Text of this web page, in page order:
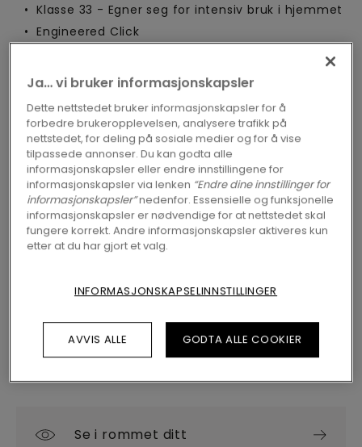
Klasse 33 - Egner seg for intensiv bruk i hjemmet
Engineered Click
Integrert underlag
FINN EN FORHANDLER NÆR DEG
Vil du se dette gulvet i virkeligheten? Har du
fremdeles spørsmål? Ikke noe problem! Du
finner alltid en Pergo-forhandler nær deg.
Se i rommet ditt
Ja… vi bruker informasjonskapsler
Dette nettstedet bruker informasjonskapsler for å
forbedre brukeropplevelsen, analysere trafikk på
nettstedet, for deling på sosiale medier og for å vise
tilpassede annonser. Du kan godta alle
informasjonskapsler eller endre innstillingene for
informasjonskapsler via lenken “Endre dine innstillinger for
informasjonskapsler”nedenfor. Essensielle og funksjonelle
informasjonskapsler er nødvendige for at nettstedet skal
fungere korrekt. Andre informasjonskapsler aktiveres kun
etter at du har gjort et valg.
INFORMASJONSKAPSELINNSTILLINGER
AVVIS ALLE GODTA ALLE COOKIER